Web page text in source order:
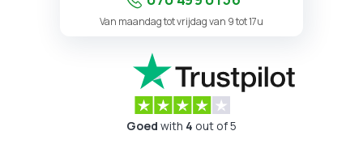
Van maandag tot vrijdag van 9 tot 17u
Goed with 4 out of 5